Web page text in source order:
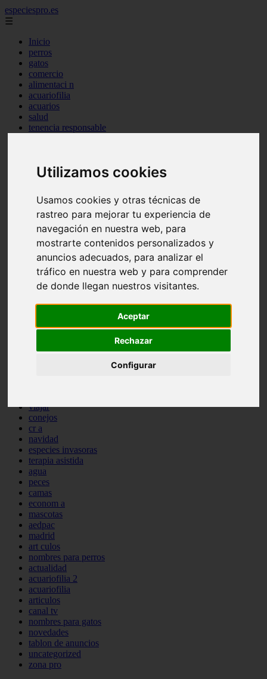
Utilizamos cookies
Usamos cookies y otras técnicas de
rastreo para mejorar tu experiencia de
navegación en nuestra web, para
mostrarte contenidos personalizados y
anuncios adecuados, para analizar el
tráfico en nuestra web y para comprender
de donde llegan nuestros visitantes.
Aceptar
Rechazar
Configurar
especiespro.es
☰
Inicio
perros
gatos
comercio
alimentaci n
acuariofilia
acuarios
salud
tenencia responsable
marketing
bienestar
verano
legislaci n
accesorios
peluquer a canina
complementos
consejos
comportamiento
protagonistas
ferias
snacks
viajar
conejos
cr a
navidad
especies invasoras
terapia asistida
agua
peces
camas
econom a
mascotas
aedpac
madrid
art culos
nombres para perros
actualidad
acuariofilia 2
acuariofilia
articulos
canal tv
nombres para gatos
novedades
tablon de anuncios
uncategorized
zona pro